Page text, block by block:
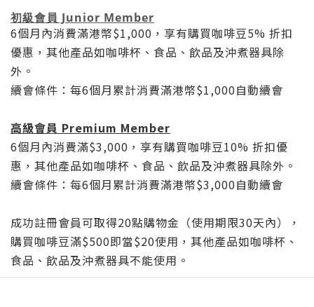
初級會員 Junior Member
6個月內消費滿港幣$1,000，享有購買咖啡豆5% 折扣
優惠，其他產品如咖啡杯、食品、飲品及沖煮器具除
外。
續會條件：每6個月累計消費滿港幣$1,000自動續會
高級會員 Premium Member
6個月內消費滿$3,000，享有購買咖啡豆10% 折扣優
惠，其他產品如咖啡杯、食品、飲品及沖煮器具除外。
續會條件：每6個月累計消費滿港幣$3,000自動續會
成功註冊會員可取得20點購物金（使用期限30天內），
購買咖啡豆滿$500即當$20使用，其他產品如咖啡杯、
食品、飲品及沖煮器具不能使用。